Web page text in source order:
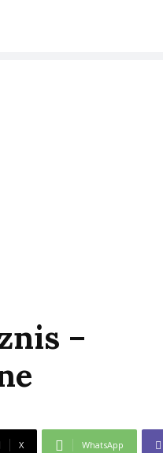
–
X WhatsApp